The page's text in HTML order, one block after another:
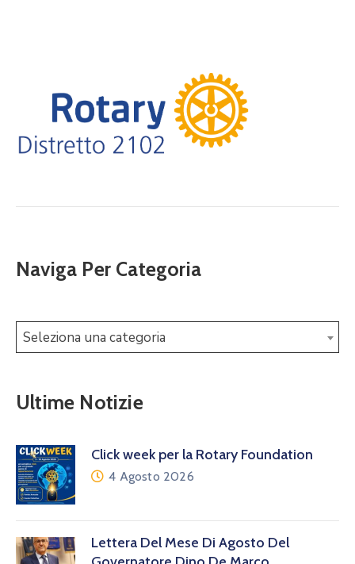
Naviga Per Categoria
Seleziona una categoria
Ultime Notizie
Click week per la Rotary Foundation
4 Agosto 2026
Lettera Del Mese Di Agosto Del